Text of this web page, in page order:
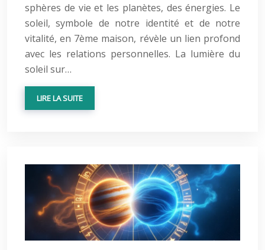
sphères de vie et les planètes, des énergies. Le
soleil, symbole de notre identité et de notre
vitalité, en 7ème maison, révèle un lien profond
avec les relations personnelles. La lumière du
soleil sur…
LIRE LA SUITE